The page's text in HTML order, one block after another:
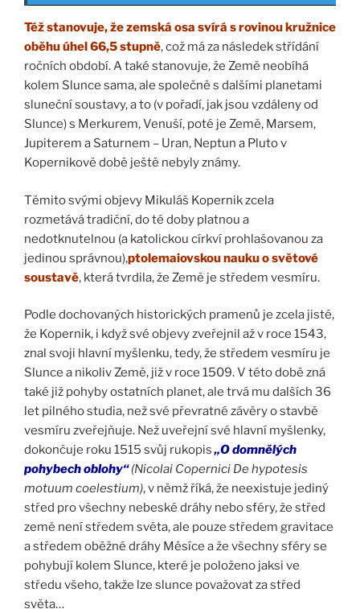
Též stanovuje, že zemská osa svírá s rovinou kružnice
oběhu úhel 66,5 stupně, což má za následek střídání
ročních období. A také stanovuje, že Země neobíhá
kolem Slunce sama, ale společně s dalšími planetami
sluneční soustavy, a to (v pořadí, jak jsou vzdáleny od
Slunce) s Merkurem, Venuší, poté je Země, Marsem,
Jupiterem a Saturnem – Uran, Neptun a Pluto v
Kopernikově době ještě nebyly známy.
Těmito svými objevy Mikuláš Kopernik zcela
rozmetává tradiční, do té doby platnou a
nedotknutelnou (a katolickou církví prohlašovanou za
jedinou správnou),ptolemaiovskou nauku o světové
soustavě, která tvrdila, že Země je středem vesmíru.
Podle dochovaných historických pramenů je zcela jisté,
že Kopernik, i když své objevy zveřejnil až v roce 1543,
znal svoji hlavní myšlenku, tedy, že středem vesmíru je
Slunce a nikoliv Země, již v roce 1509. V této době zná
také již pohyby ostatních planet, ale trvá mu dalších 36
let pilného studia, než své převratné závěry o stavbě
vesmíru zveřejňuje. Než uveřejní své hlavní myšlenky,
dokončuje roku 1515 svůj rukopis„O domnělých
pohybech oblohy“(Nicolai Copernici De hypotesis
motuum coelestium), v němž říká, že neexistuje jediný
střed pro všechny nebeské dráhy nebo sféry, že střed
země není středem světa, ale pouze středem gravitace
a středem oběžné dráhy Měsíce a že všechny sféry se
pohybují kolem Slunce, které je položeno jaksi ve
středu všeho, takže lze slunce považovat za střed
světa…